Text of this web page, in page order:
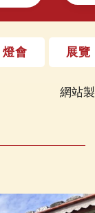
燈會 展覽
網站